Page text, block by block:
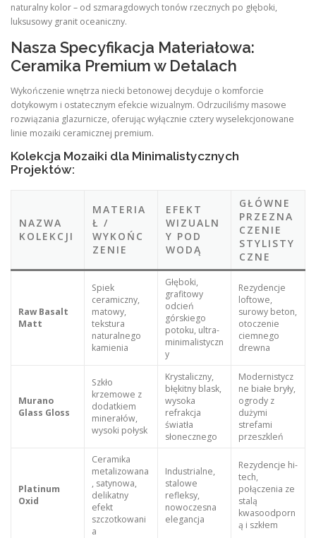
naturalny kolor – od szmaragdowych tonów rzecznych po głęboki,
luksusowy granit oceaniczny.
Nasza Specyfikacja Materiałowa:
Ceramika Premium w Detalach
Wykończenie wnętrza niecki betonowej decyduje o komforcie
dotykowym i ostatecznym efekcie wizualnym. Odrzuciliśmy masowe
rozwiązania glazurnicze, oferując wyłącznie cztery wyselekcjonowane
linie mozaiki ceramicznej premium.
Kolekcja Mozaiki dla Minimalistycznych
Projektów:
NAZWA
KOLEKCJI
MATERIA
Ł /
WYKOŃC
ZENIE
EFEKT
WIZUALN
Y POD
WODĄ
GŁÓWNE
PRZEZNA
CZENIE
STYLISTY
CZNE
Raw Basalt
Matt
Spiek
ceramiczny,
matowy,
tekstura
naturalnego
kamienia
Głęboki,
grafitowy
odcień
górskiego
potoku, ultra-
minimalistyczn
y
Rezydencje
loftowe,
surowy beton,
otoczenie
ciemnego
drewna
Murano
Glass Gloss
Szkło
krzemowe z
dodatkiem
minerałów,
wysoki połysk
Krystaliczny,
błękitny blask,
wysoka
refrakcja
światła
słonecznego
Modernistycz
ne białe bryły,
ogrody z
dużymi
strefami
przeszkleń
Platinum
Oxid
Ceramika
metalizowana
, satynowa,
delikatny
efekt
szczotkowani
a
Industrialne,
stalowe
refleksy,
nowoczesna
elegancja
Rezydencje hi-
tech,
połączenia ze
stalą
kwasoodporn
ą i szkłem